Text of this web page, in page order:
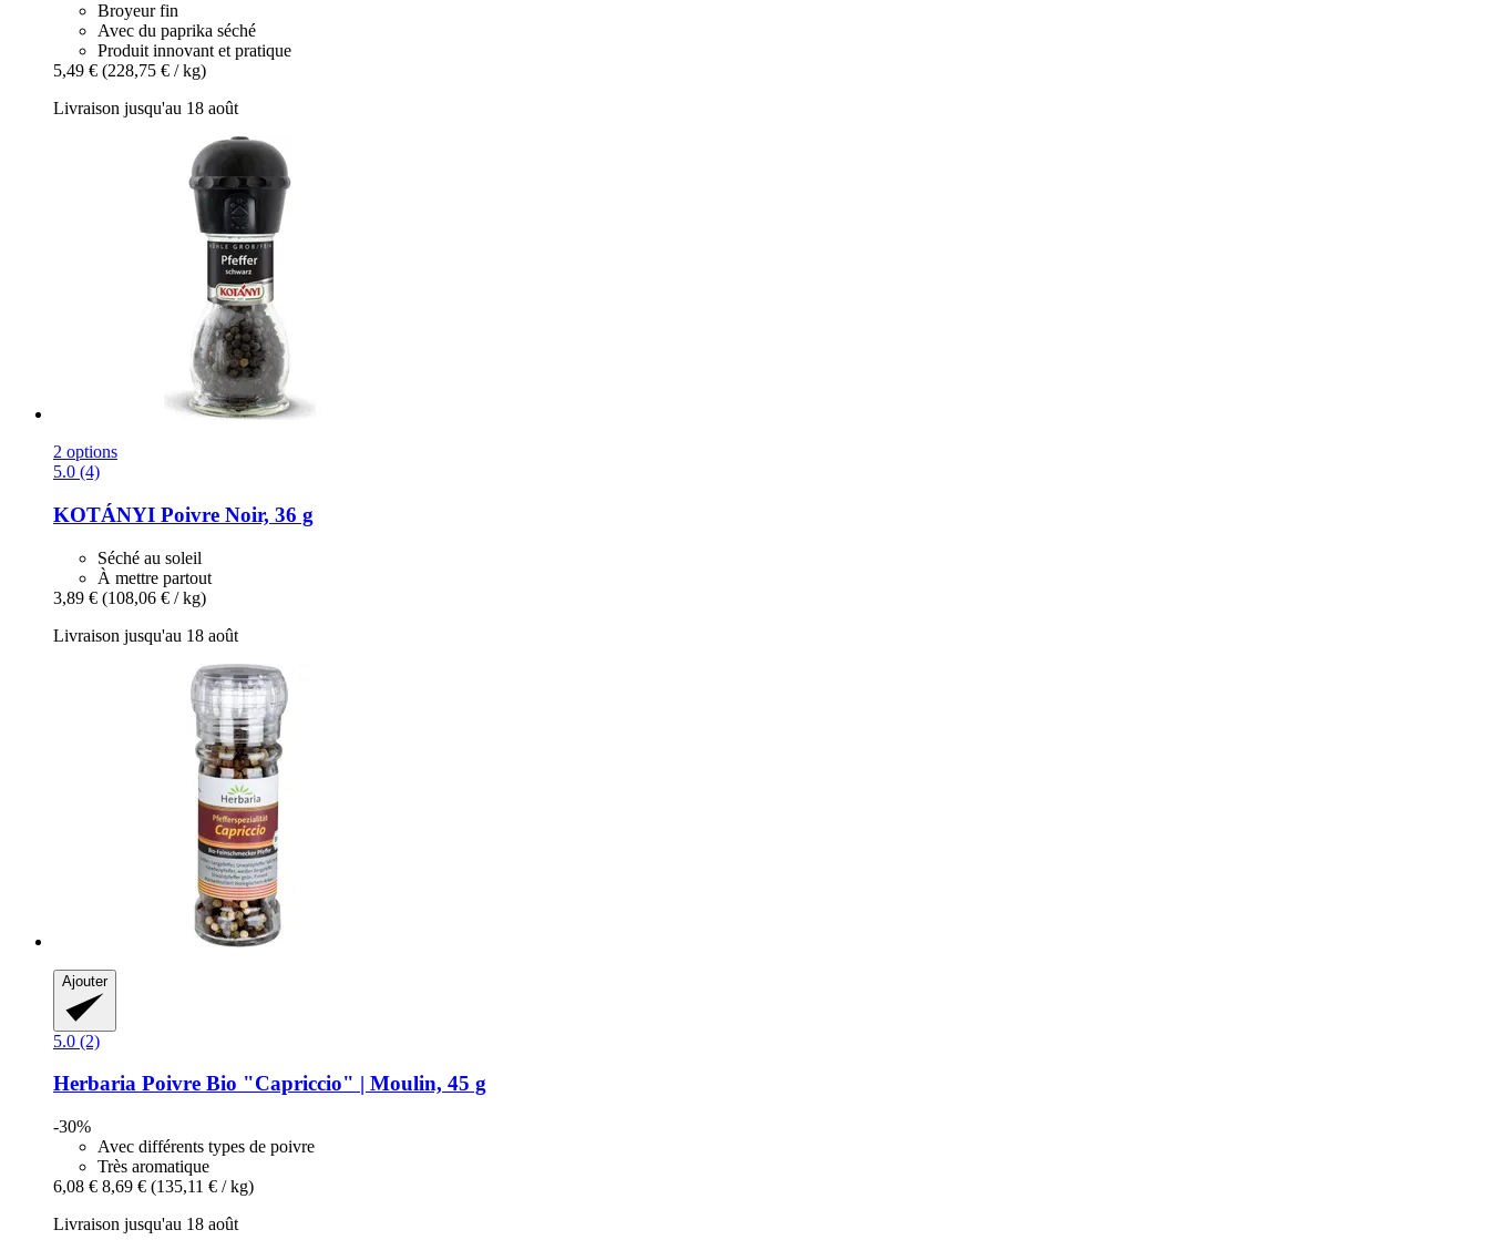
Broyeur fin
Avec du paprika séché
Produit innovant et pratique
5,49 € (228,75 € / kg)
Livraison jusqu'au 18 août
2 options
5.0 (4)
KOTÁNYI Poivre Noir, 36 g
Séché au soleil
À mettre partout
3,89 € (108,06 € / kg)
Livraison jusqu'au 18 août
Ajouter
5.0 (2)
Herbaria Poivre Bio "Capriccio" | Moulin, 45 g
-30%
Avec différents types de poivre
Très aromatique
6,08 € 8,69 € (135,11 € / kg)
Livraison jusqu'au 18 août